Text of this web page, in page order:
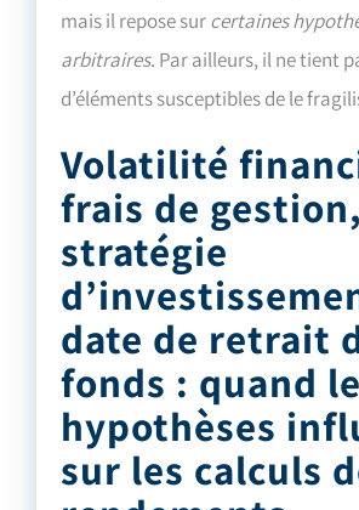
mais il repose surcertaines
arbitraires. Par ailleurs, il ne tient
d’éléments susceptibles de le
Volatilité
frais de gestion,
stratégie
date de retrait
fonds : quand
hypothèses
sur les calculs